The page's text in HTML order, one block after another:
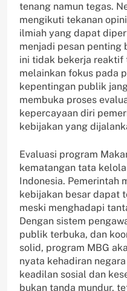
tenang namun tegas.
mengikuti tekanan
ilmiah yang dapat
menjadi pesan penting
ini tidak bekerja reaktif
melainkan fokus pada
kepentingan publik
membuka proses
kepercayaan diri
kebijakan yang
Evaluasi program
kematangan tata
Indonesia. Pemerintah
kebijakan besar dapat
meski menghadapi
Dengan sistem
publik terbuka, dan
solid, program MBG
nyata kehadiran
keadilan sosial dan
bukan tanda mundur,